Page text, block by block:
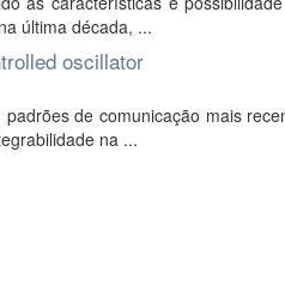
última década, ...
oscillator
de comunicação mais
na ...